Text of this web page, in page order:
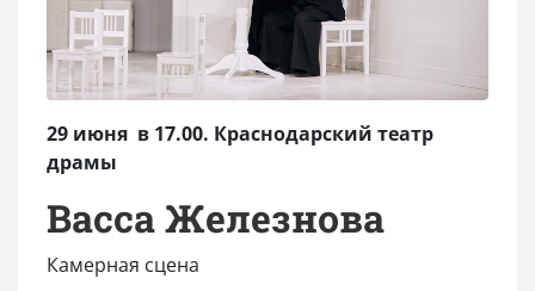
29 июня в 17.00. Краснодарский театр
драмы
Васса Железнова
Камерная сцена